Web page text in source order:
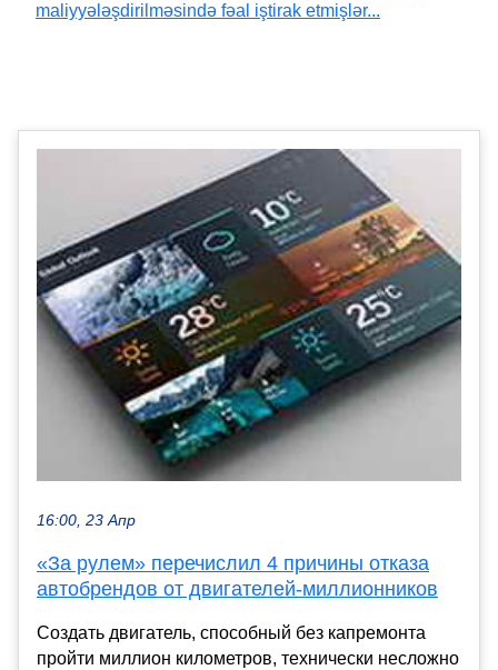
maliyyələşdirilməsində fəal iştirak etmişlər...
16:00, 23 Апр
«За рулем» перечислил 4 причины отказа
автобрендов от двигателей-миллионников
Создать двигатель, способный без капремонта
пройти миллион километров, технически несложно